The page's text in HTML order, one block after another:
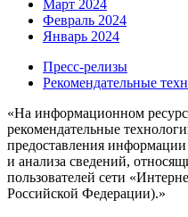
Март 2024
Февраль 2024
Январь 2024
Пресс-релизы
Рекомендательные
«На информационном
рекомендательные
предоставления информации
и анализа сведений,
пользователей сети
Российской Федерации).»